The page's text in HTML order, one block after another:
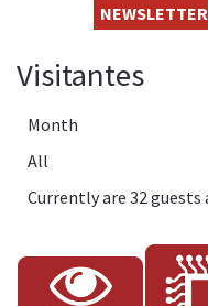
Visitantes
Month
All
Currently are 32